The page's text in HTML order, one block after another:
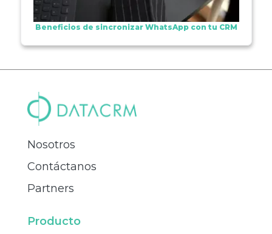
Beneficios de sincronizar WhatsApp con tu CRM
Nosotros
Contáctanos
Partners
Producto